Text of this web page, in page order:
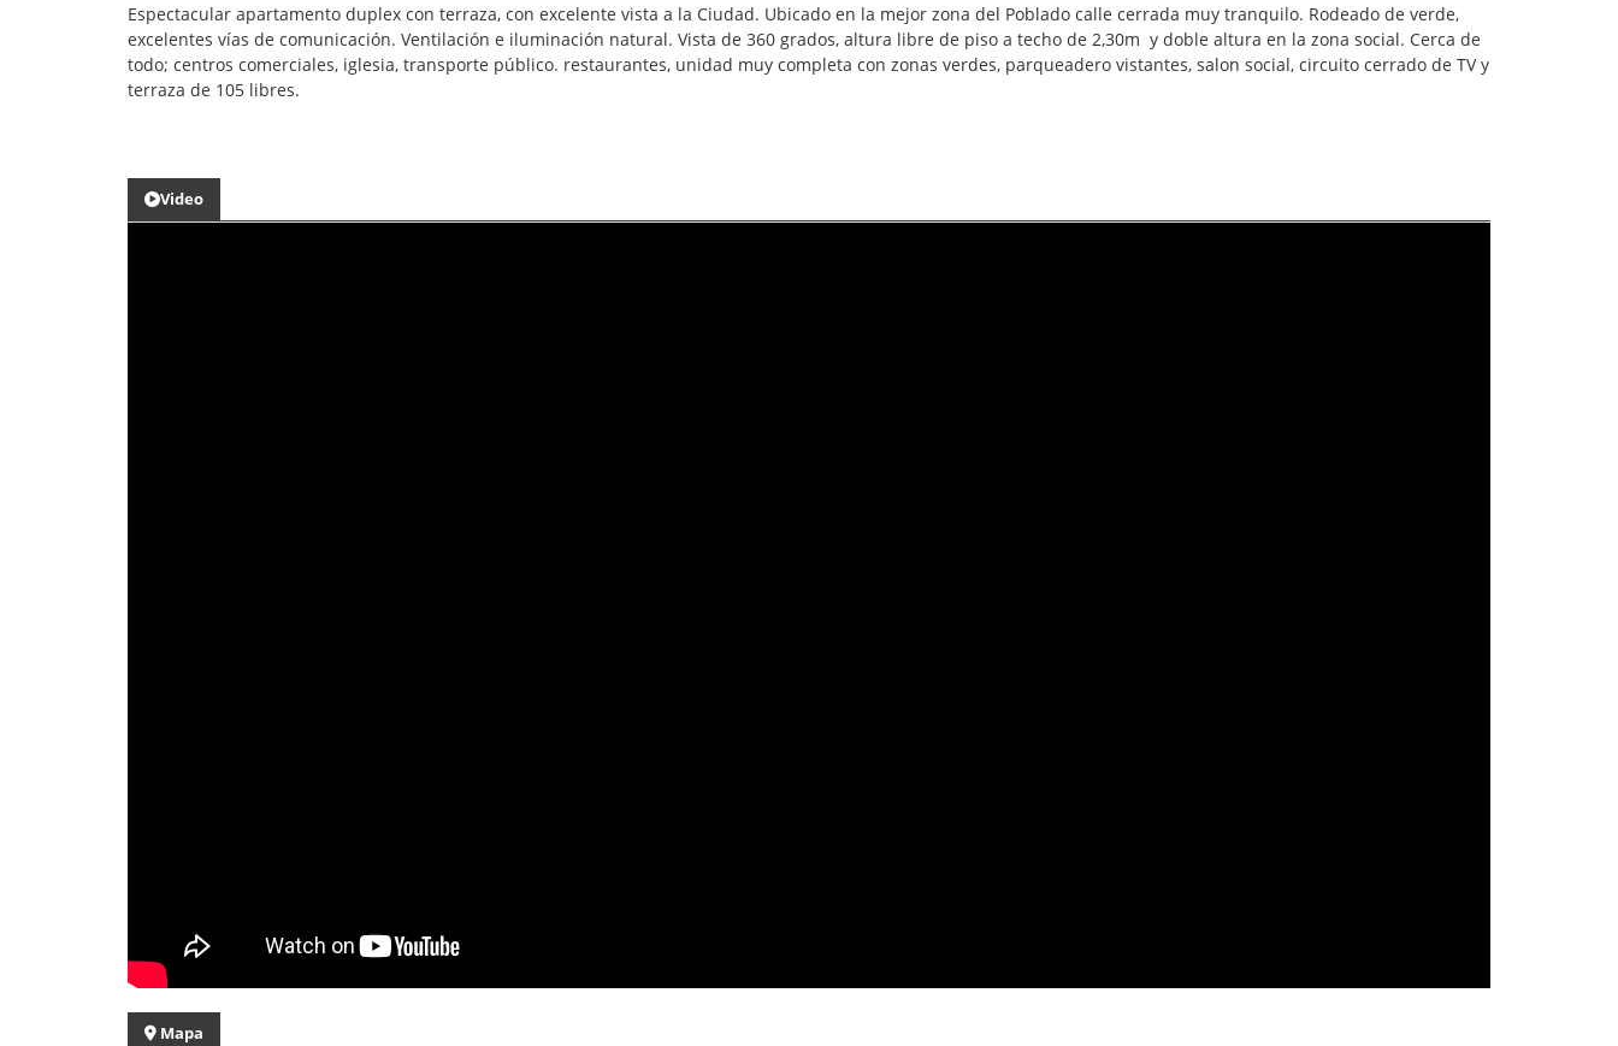
Espectacular apartamento duplex con terraza, con excelente vista a la Ciudad. Ubicado en la mejor zona del Poblado calle cerrada muy tranquilo. Rodeado de verde,
excelentes vías de comunicación. Ventilación e iluminación natural. Vista de 360 grados, altura libre de piso a techo de 2,30m y doble altura en la zona social. Cerca de
todo; centros comerciales, iglesia, transporte público. restaurantes, unidad muy completa con zonas verdes, parqueadero vistantes, salon social, circuito cerrado de TV y
terraza de 105 libres.
Video
Mapa